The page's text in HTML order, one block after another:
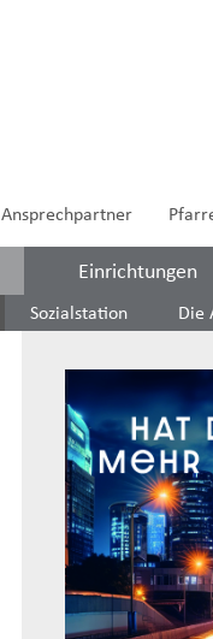
Ansprechpartner
Einrichtungen
Sozialstation Die